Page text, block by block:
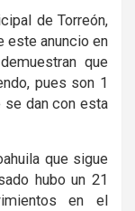
de Torreón,
este anuncio en
que
pues son 1
dan con esta
que sigue
hubo un 21
en el